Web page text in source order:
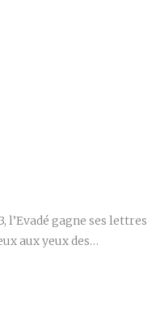
l’Evadé gagne ses lettres
aux yeux des…